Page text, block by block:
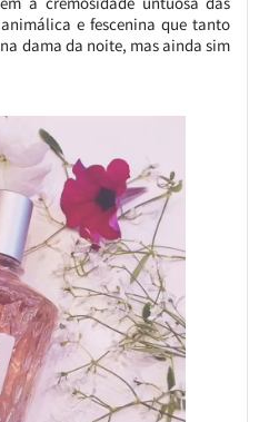
e fescenina que tanto
dama da noite, mas ainda sim